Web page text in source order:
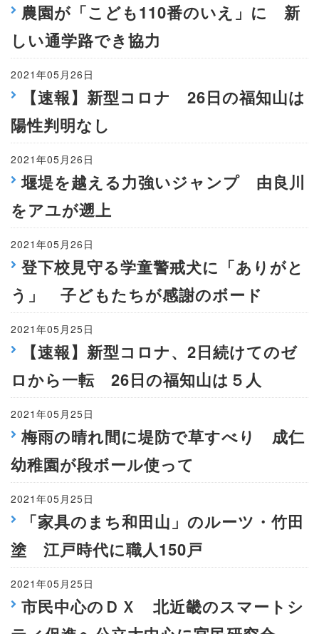
農園が「こども110番のいえ」に 新
しい通学路でき協力
2021年05月26日
【速報】新型コロナ 26日の福知山は
陽性判明なし
2021年05月26日
堰堤を越える力強いジャンプ 由良川
をアユが遡上
2021年05月26日
登下校見守る学童警戒犬に「ありがと
う」 子どもたちが感謝のボード
2021年05月25日
【速報】新型コロナ、2日続けてのゼ
ロから一転 26日の福知山は５人
2021年05月25日
梅雨の晴れ間に堤防で草すべり 成仁
幼稚園が段ボール使って
2021年05月25日
「家具のまち和田山」のルーツ・竹田
塗 江戸時代に職人150戸
2021年05月25日
市民中心のＤＸ 北近畿のスマートシ